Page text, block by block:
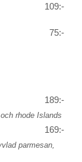
109:-
75:-
189:-
rhode Islands
169:-
parmesan,